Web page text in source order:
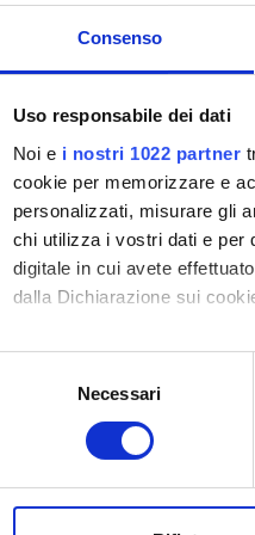
Consenso
Uso responsabile dei dati
Noi e i nostri 1022 partner
cookie per memorizzare e
personalizzati, misurare gli
chi utilizza i vostri dati e per
digitale in cui avete
dalla Dichiarazione sui
Con il tuo consenso,
raccogliere
digitali).
modificare o ritirare il tuo
Necessari
Id
Handle
ultima